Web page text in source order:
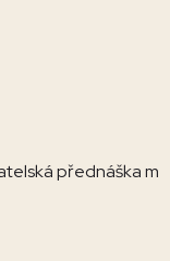
přednáška